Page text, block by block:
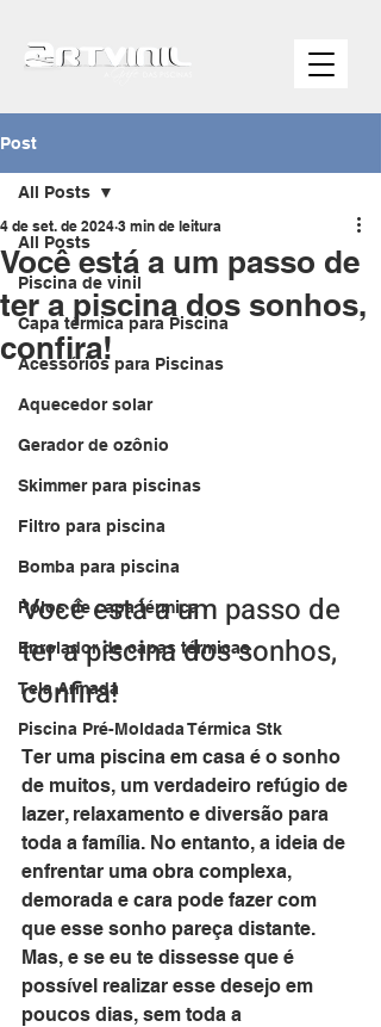
Post
All Posts
Piscina de vinil
Capa térmica para Piscina
Acessórios para Piscinas
Aquecedor solar
Gerador de ozônio
Skimmer para piscinas
Filtro para piscina
Bomba para piscina
Rolos de capa térmica
Enrolador de capas térmicas
Tela Armada
Piscina Pré-Moldada Térmica Stk
All Posts
Você está a um passo de
ter a piscina dos sonhos,
confira!
4 de set. de 2024 3 min de leitura
Você está a um passo de
ter a piscina dos sonhos,
confira!
Ter uma piscina em casa é o sonho
de muitos, um verdadeiro refúgio de
lazer, relaxamento e diversão para
toda a família. No entanto, a ideia de
enfrentar uma obra complexa,
demorada e cara pode fazer com
que esse sonho pareça distante.
Mas, e se eu te dissesse que é
possível realizar esse desejo em
poucos dias, sem toda a